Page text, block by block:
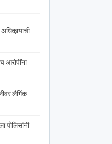
आरोपींना
लैगिंक
पोलिसांनी